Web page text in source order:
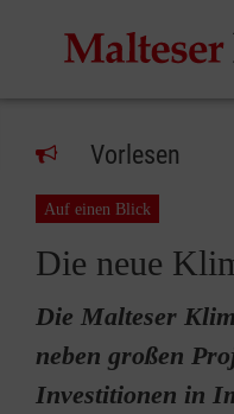
Vorlesen
Auf einen Blick
Die neue
Die Malteser
neben großen
Investitionen in